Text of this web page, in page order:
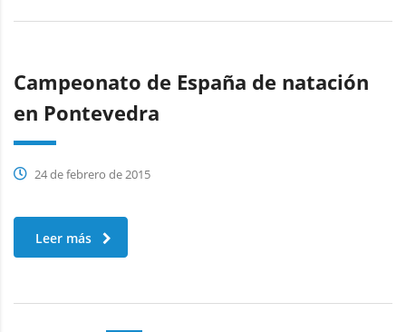
Campeonato de España de natación
en Pontevedra
24 de febrero de 2015
Leer más